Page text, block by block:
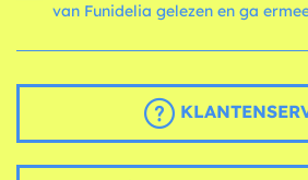
van Funidelia gelezen en ga